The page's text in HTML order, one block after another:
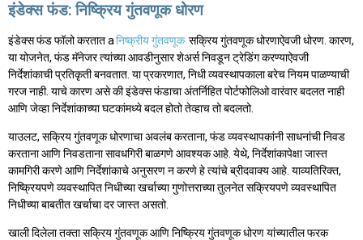
इंडेक्स फंड: निष्क्रिय गुंतवणूक धोरण
इंडेक्स फंड फॉलो करतात aनिष्क्रीय गुंतवणूक सक्रिय गुंतवणूक धोरणाऐवजी धोरण. कारण,
या योजनेत, फंड मॅनेजर त्यांच्या आवडीनुसार शेअर्स निवडून ट्रेडिंग करण्याऐवजी
निर्देशांकाची प्रतिकृती बनवतात. या प्रकरणात, निधी व्यवस्थापकाला बरेच नियम पाळण्याची
गरज नाही. याचे कारण असे की इंडेक्स फंडाचा अंतर्निहित पोर्टफोलिओ वारंवार बदलत नाही
आणि जेव्हा निर्देशांकाच्या घटकांमध्ये बदल होतो तेव्हाच तो बदलतो.
याउलट, सक्रिय गुंतवणूक धोरणाचा अवलंब करताना, फंड व्यवस्थापकांनी साधनांची निवड
करताना आणि निवडताना सावधगिरी बाळगणे आवश्यक आहे. येथे, निर्देशांकापेक्षा जास्त
कामगिरी करणे आणि निर्देशांकाचे अनुसरण न करणे हे त्यांचे ब्रीदवाक्य आहे. याव्यतिरिक्त,
निष्क्रियपणे व्यवस्थापित निधीच्या खर्चाच्या गुणोत्तराच्या तुलनेत सक्रियपणे व्यवस्थापित
निधीच्या बाबतीत खर्चाचा दर जास्त असतो.
खाली दिलेला तक्ता सक्रिय गुंतवणूक आणि निष्क्रिय गुंतवणूक धोरण यांच्यातील फरक